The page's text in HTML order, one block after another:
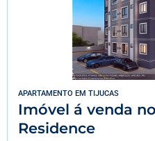
APARTAMENTO EM TIJUCAS
Imóvel á venda
Residence